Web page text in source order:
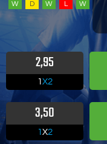
W D W L W
2,95
1 X2
3,50
1 X2